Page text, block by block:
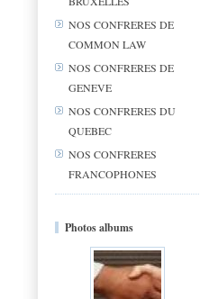
NOS CONFRERES DE
COMMON LAW
NOS CONFRERES DE
GENEVE
NOS CONFRERES DU
QUEBEC
NOS CONFRERES
FRANCOPHONES
Photos albums